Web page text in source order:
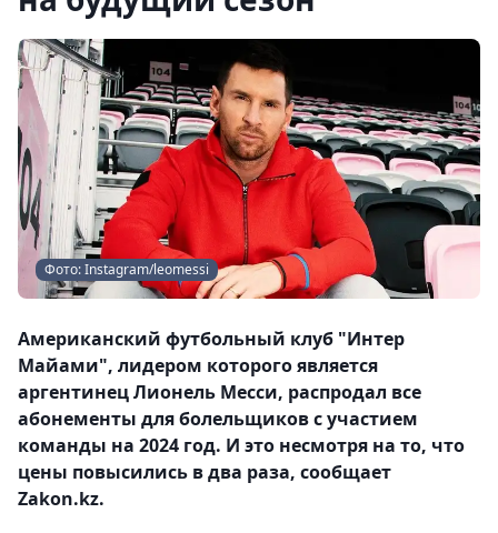
Фото: Instagram/leomessi
Американский футбольный клуб "Интер
Майами", лидером которого является
аргентинец Лионель Месси, распродал все
абонементы для болельщиков с участием
команды на 2024 год. И это несмотря на то, что
цены повысились в два раза, сообщает
Zakon.kz.